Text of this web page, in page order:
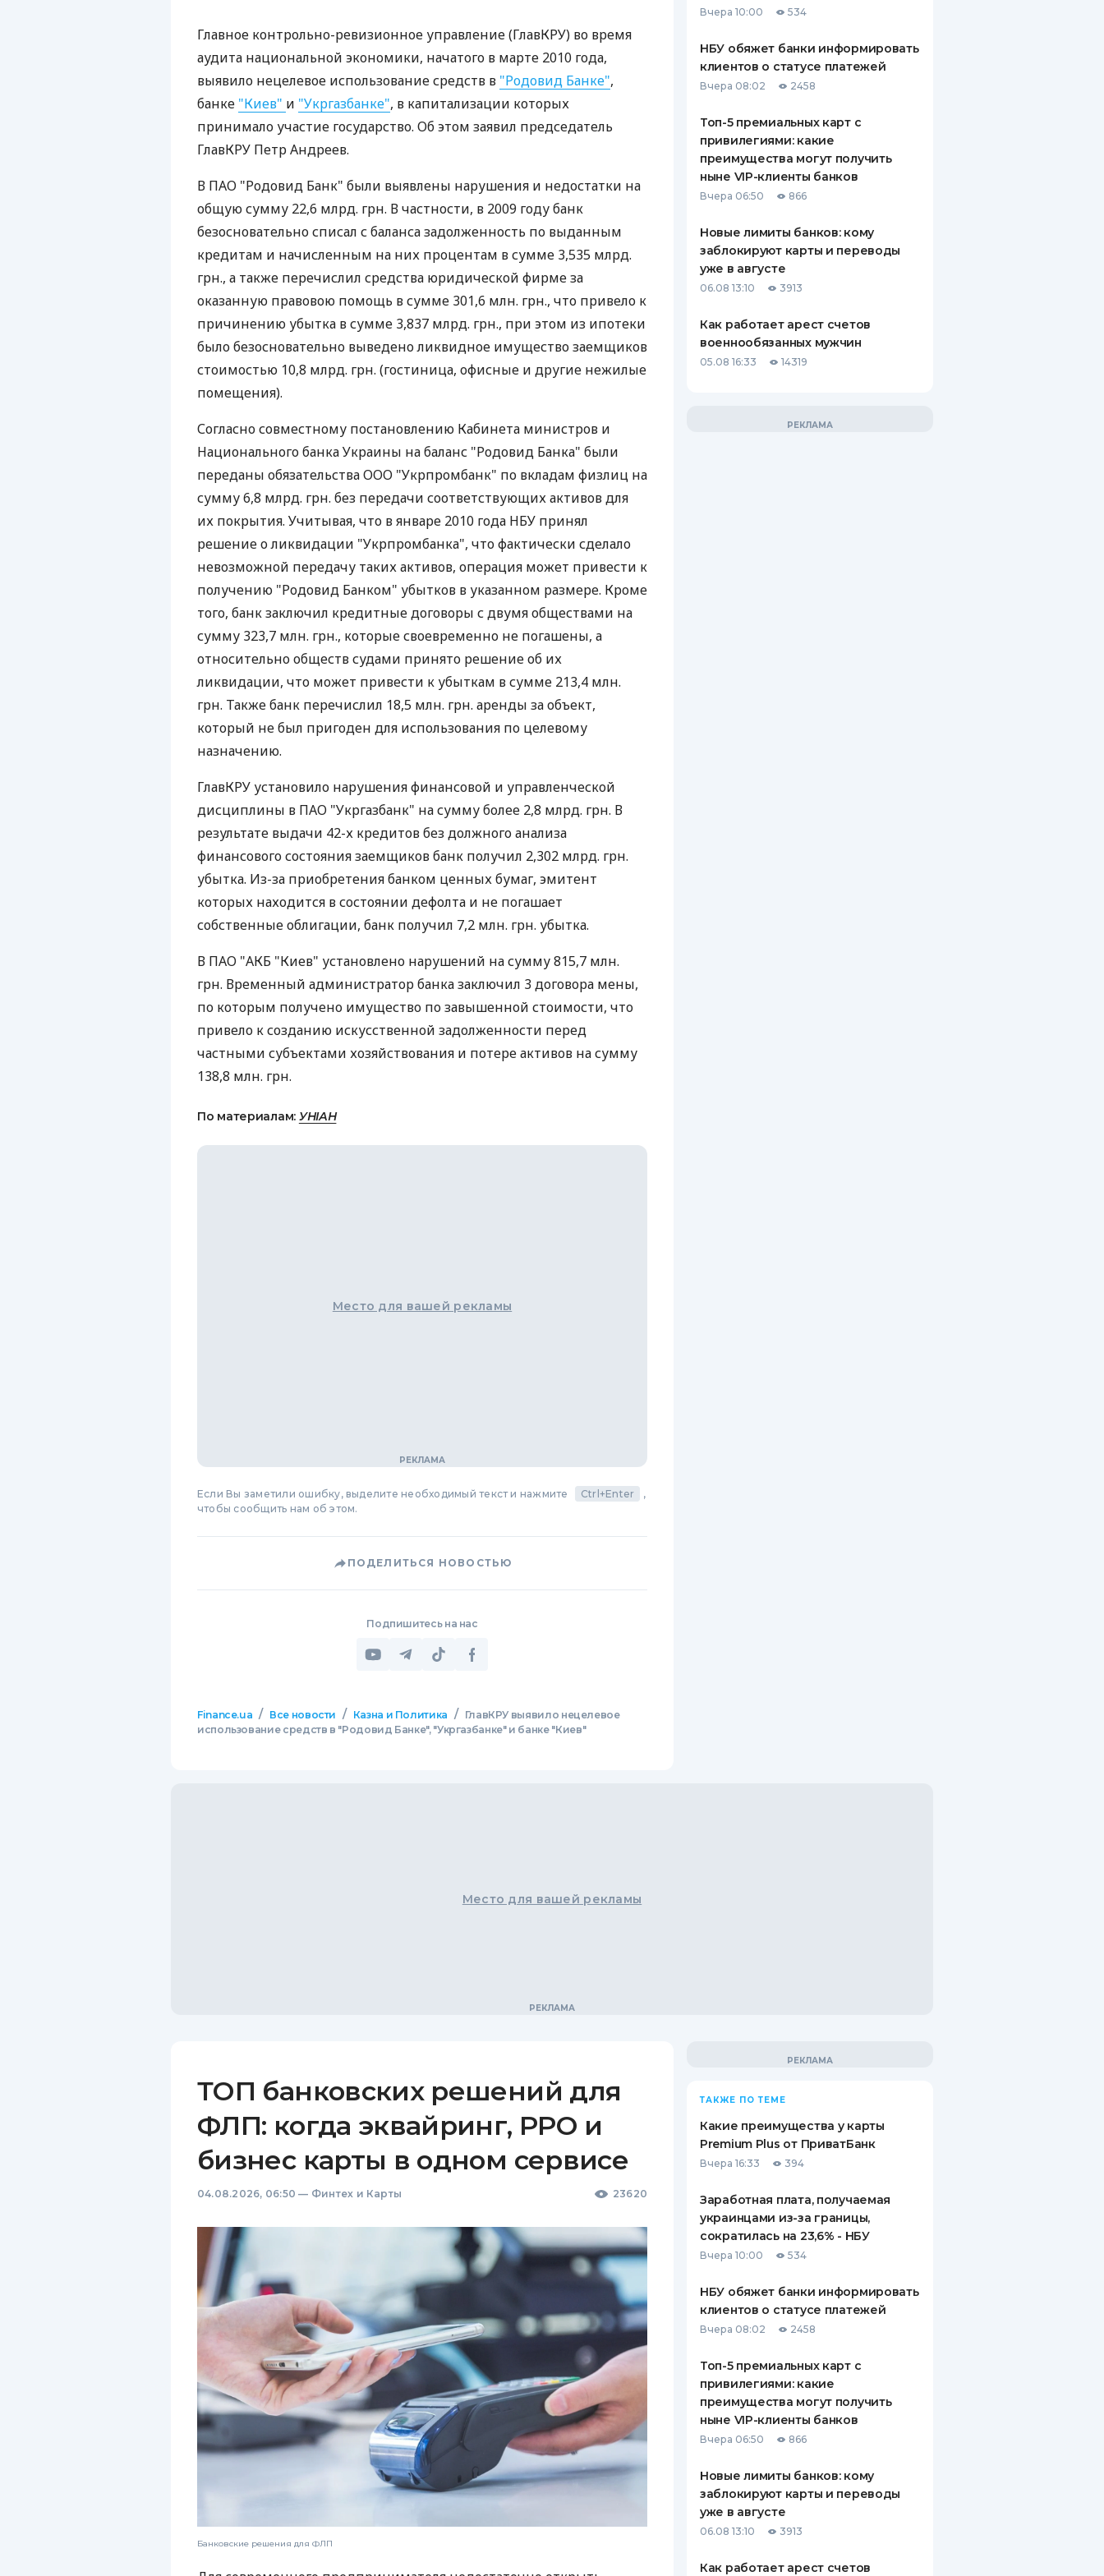
КЕШБЭКА
ПУТЕВОДИТЕЛИ ПО
БАНКОВСКИМ КАРТАМ
СТРАХОВАНИЮ
ВСЕ СТРАХОВЫЕ ПОЛИСЫ
ОТЗЫВЫ О СТРАХОВЫХ
КОМПАНИЯХ
Главное контрольно-ревизионное управление (ГлавКРУ) во время
аудита национальной экономики, начатого в марте 2010 года,
выявило нецелевое использование средств в "Родовид Банке",
банке "Киев" и "Укргазбанке", в капитализации которых
принимало участие государство. Об этом заявил председатель
ГлавКРУ Петр Андреев.
В ПАО "Родовид Банк" были выявлены нарушения и недостатки на
общую сумму 22,6 млрд. грн. В частности, в 2009 году банк
безосновательно списал с баланса задолженность по выданным
кредитам и начисленным на них процентам в сумме 3,535 млрд.
грн., а также перечислил средства юридической фирме за
оказанную правовою помощь в сумме 301,6 млн. грн., что привело к
причинению убытка в сумме 3,837 млрд. грн., при этом из ипотеки
было безосновательно выведено ликвидное имущество заемщиков
стоимостью 10,8 млрд. грн. (гостиница, офисные и другие нежилые
помещения).
Согласно совместному постановлению Кабинета министров и
Национального банка Украины на баланс "Родовид Банка" были
переданы обязательства ООО "Укрпромбанк" по вкладам физлиц на
сумму 6,8 млрд. грн. без передачи соответствующих активов для
их покрытия. Учитывая, что в январе 2010 года НБУ принял
решение о ликвидации "Укрпромбанка", что фактически сделало
невозможной передачу таких активов, операция может привести к
получению "Родовид Банком" убытков в указанном размере. Кроме
того, банк заключил кредитные договоры с двумя обществами на
сумму 323,7 млн. грн., которые своевременно не погашены, а
относительно обществ судами принято решение об их
ликвидации, что может привести к убыткам в сумме 213,4 млн.
грн. Также банк перечислил 18,5 млн. грн. аренды за объект,
который не был пригоден для использования по целевому
назначению.
ГлавКРУ установило нарушения финансовой и управленческой
дисциплины в ПАО "Укргазбанк" на сумму более 2,8 млрд. грн. В
результате выдачи 42-х кредитов без должного анализа
финансового состояния заемщиков банк получил 2,302 млрд. грн.
убытка. Из-за приобретения банком ценных бумаг, эмитент
которых находится в состоянии дефолта и не погашает
собственные облигации, банк получил 7,2 млн. грн. убытка.
В ПАО "АКБ "Киев" установлено нарушений на сумму 815,7 млн.
грн. Временный администратор банка заключил 3 договора мены,
по которым получено имущество по завышенной стоимости, что
привело к созданию искусственной задолженности перед
частными субъектами хозяйствования и потере активов на сумму
138,8 млн. грн.
По материалам: УНІАН
Место для вашей рекламы
Если Вы заметили ошибку, выделите необходимый текст и нажмите Ctrl+Enter
,
чтобы сообщить нам об этом.
ПОДЕЛИТЬСЯ НОВОСТЬЮ
Подпишитесь на нас
Finance.ua / Все новости / Казна и Политика /
ГлавКРУ выявило нецелевое
использование средств в "Родовид Банке", "Укргазбанке" и банке "Киев"
Вчера 10:00 534
НБУ обяжет банки информировать
клиентов о статусе платежей
Вчера 08:02 2458
Топ-5 премиальных карт с
привилегиями: какие
преимущества могут получить
ныне VIP-клиенты банков
Вчера 06:50 866
Новые лимиты банков: кому
заблокируют карты и переводы
уже в августе
06.08 13:10 3913
Как работает арест счетов
военнообязанных мужчин
05.08 16:33 14319
Место для вашей рекламы
ТОП банковских решений для
ФЛП: когда эквайринг, РРО и
бизнес карты в одном сервисе
04.08.2026, 06:50 — Финтех и Карты 23620
Банковские решения для ФЛП
ТАКЖЕ ПО ТЕМЕ
Какие преимущества у карты
Premium Plus от ПриватБанк
Вчера 16:33 394
Заработная плата, получаемая
украинцами из-за границы,
сократилась на 23,6% - НБУ
Вчера 10:00 534
НБУ обяжет банки информировать
клиентов о статусе платежей
Вчера 08:02 2458
Топ-5 премиальных карт с
привилегиями: какие
преимущества могут получить
ныне VIP-клиенты банков
Вчера 06:50 866
Новые лимиты банков: кому
заблокируют карты и переводы
уже в августе
06.08 13:10 3913
Как работает арест счетов